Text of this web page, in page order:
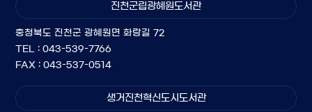
진천군립광혜원도서관
충청북도 진천군 광혜원면 화랑길 72
TEL : 043-539-7766
FAX : 043-537-0514
생거진천혁신도시도서관